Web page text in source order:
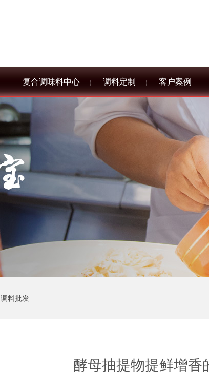
复合调味料中心 调料定制 客户案例
调料批发
酵母抽提物提鲜增香